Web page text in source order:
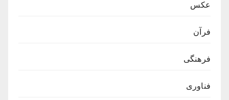
عکس
فرآن
فرهنگی
فناوری